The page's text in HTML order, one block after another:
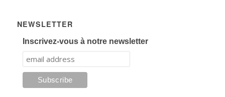
NEWSLETTER
Inscrivez-vous à notre newsletter